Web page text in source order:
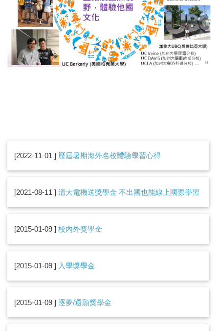
2022-11-01 歷屆暑期海外名校體驗學習心得
2021-08-11 清大電機送獎學金 不出國也能線上國際學習
2015-01-09 校內外獎學金
2015-01-09 入學獎學金
2015-01-09 逐夢/還願獎學金